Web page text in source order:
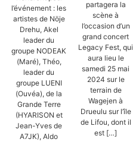
l’événement : les
artistes de Nöje
Drehu, Akel
leader du
groupe NODEAK
(Maré), Théo,
leader du
groupe LUENI
(Ouvéa), de la
Grande Terre
(HYARISON et
Jean-Yves de
A7JK), Aldo
partagera la
scène à
l’occasion d’un
grand concert
Legacy Fest, qui
aura lieu le
samedi 25 mai
2024 sur le
terrain de
Wagejen à
Drueulu sur l’île
de Lifou, dont il
est […]